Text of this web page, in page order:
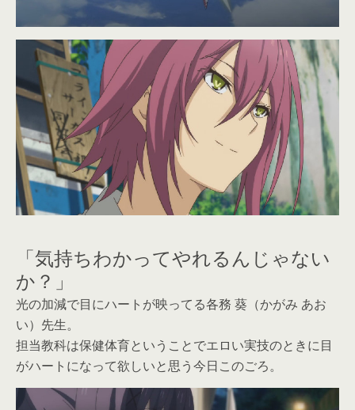
「気持ちわかってやれるんじゃない
か？」
光の加減で目にハートが映ってる各務 葵（かがみ あお
い）先生。
担当教科は保健体育ということでエロい実技のときに目
がハートになって欲しいと思う今日このごろ。